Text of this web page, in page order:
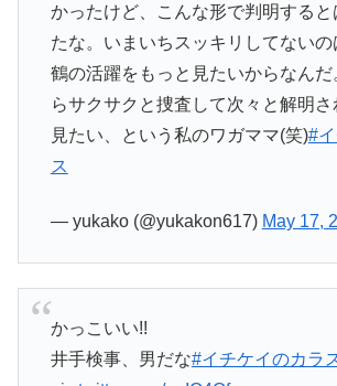
かったけど、こんな形で判明すると
たな。いまいちスッキリしてない
鶴の活躍をもっと見たいからなん
らサクサクと捜査して次々と解明
見たい、という私のワガママ(笑)#
ス
— yukako (@yukakon617) May 17,
かっこいい!!
井手検事、男だな#イチケイのカラ